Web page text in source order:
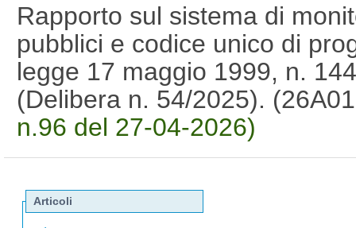
Rapporto sul sistema di
pubblici e codice unico di
legge 17 maggio 1999, n.
(Delibera n. 54/2025).
n.96 del 27-04-2026)